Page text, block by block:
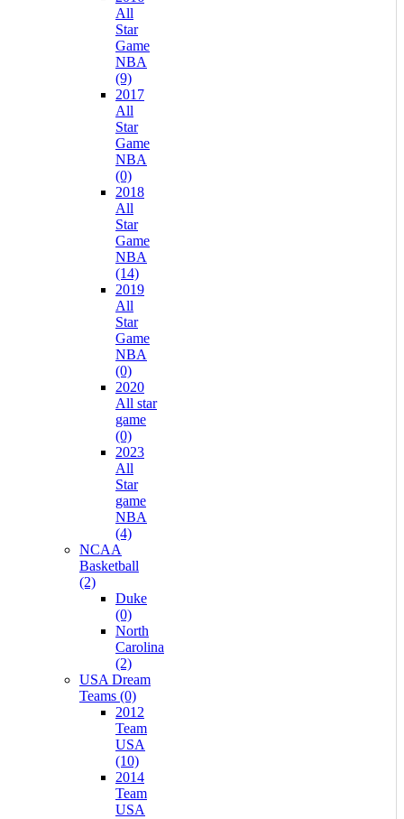
All
Star
Game
NBA
(9)
2017
All
Star
Game
NBA
(0)
2018
All
Star
Game
NBA
(14)
2019
All
Star
Game
NBA
(0)
2020
All star
game
(0)
2023
All
Star
game
NBA
(4)
NCAA
Basketball
(2)
Duke
(0)
North
Carolina
(2)
USA Dream
Teams (0)
2012
Team
USA
(10)
2014
Team
USA